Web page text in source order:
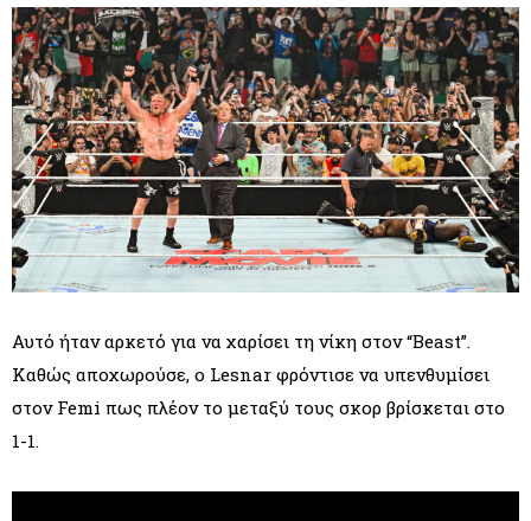
Αυτό ήταν αρκετό για να χαρίσει τη νίκη στον “Beast”.
Καθώς αποχωρούσε, ο Lesnar φρόντισε να υπενθυμίσει
στον Femi πως πλέον το μεταξύ τους σκορ βρίσκεται στο
1-1.